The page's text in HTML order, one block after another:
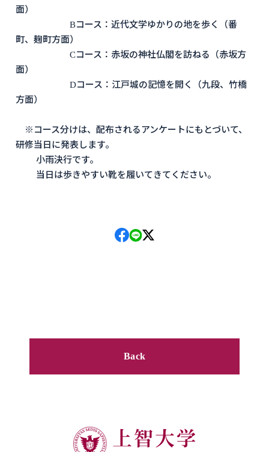
面）
Bコース：近代文学ゆかりの地を歩く（番
町、麹町方面）
Cコース：赤坂の神社仏閣を訪ねる（赤坂方
面）
Dコース：江戸城の記憶を開く（九段、竹橋
方面）
※コース分けは、配布されるアンケートにもとづいて、
研修当日に発表します。
小雨決行です。
当日は歩きやすい靴を履いてきてください。
Back